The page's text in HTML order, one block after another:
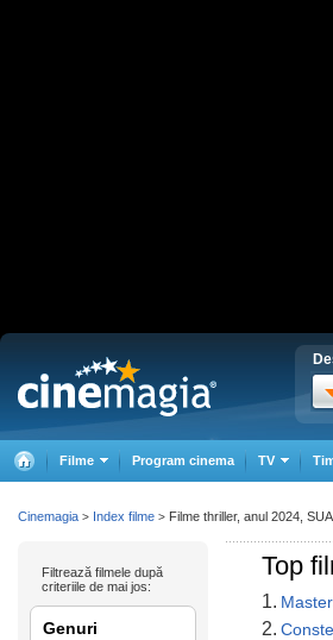
Filme Program cinema TV
Top
1.
2.
Filtrează filmele după
criteriile de mai jos:
Genuri
Cinemagia > Index filme > Filme thriller, anul 2024, SUA